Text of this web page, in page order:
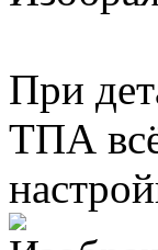
При
ТПА